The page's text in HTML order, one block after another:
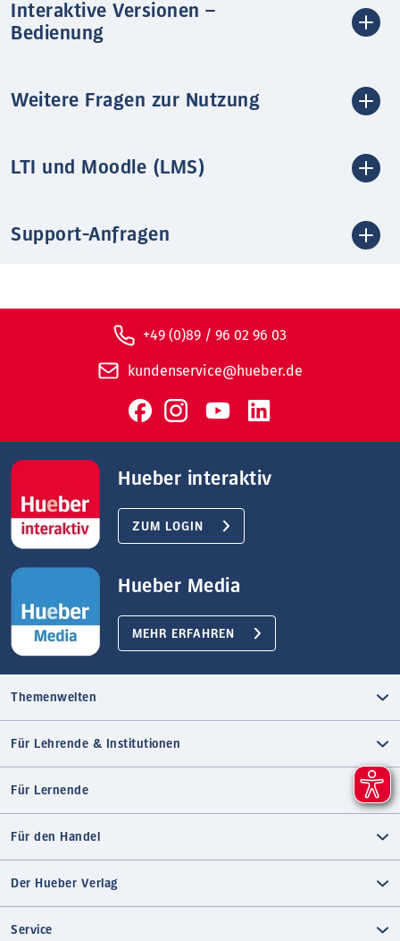
Interaktive Versionen –
Bedienung
Weitere Fragen zur Nutzung
LTI und Moodle (LMS)
Support-Anfragen
+49 (0)89 / 96 02 96 03
kundenservice@hueber.de
Hueber interaktiv
ZUM LOGIN
Hueber Media
MEHR ERFAHREN
Themenwelten
Für Lehrende & Institutionen
Für Lernende
Für den Handel
Der Hueber Verlag
Service